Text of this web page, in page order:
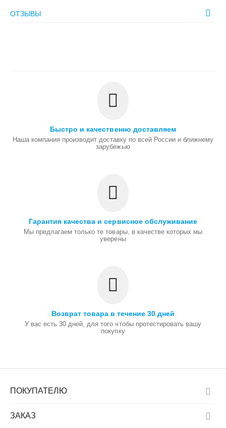
ОТЗЫВЫ
Быстро и качественно доставляем
Наша компания производит доставку по всей России и ближнему
зарубежью
Гарантия качества и сервисное обслуживание
Мы предлагаем только те товары, в качестве которых мы
уверены
Возврат товара в течение 30 дней
У вас есть 30 дней, для того чтобы протестировать вашу
покупку
ПОКУПАТЕЛЮ
ЗАКАЗ